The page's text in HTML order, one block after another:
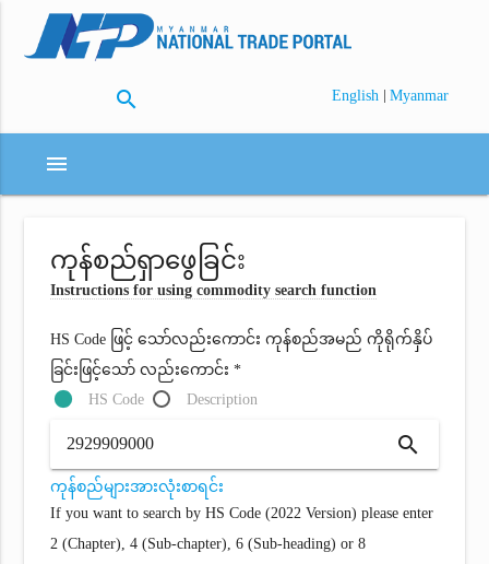
search English | Myanmar
menu
ကုန်စည်ရှာဖွေခြင်း
Instructions for using commodity search function
HS Code ဖြင့် သော်လည်းကောင်း ကုန်စည်အမည် ကိုရိုက်နှိပ်
ခြင်းဖြင့်သော် လည်းကောင်း *
HS Code
Description
search
ကုန်စည်များအားလုံးစာရင်း
If you want to search by HS Code (2022 Version) please enter
2 (Chapter), 4 (Sub-chapter), 6 (Sub-heading) or 8